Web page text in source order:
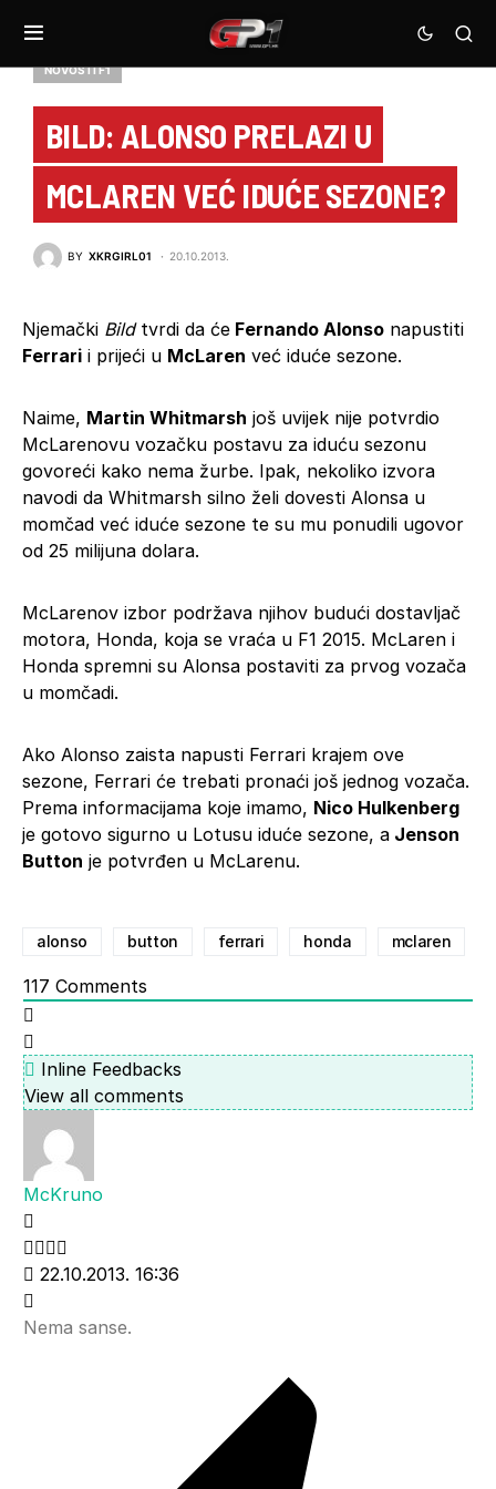
NOVOSTI F1
BILD: ALONSO PRELAZI U
MCLAREN VEĆ IDUĆE SEZONE?
BY XKRGIRL01 20.10.2013.
Njemački Bildtvrdi da će Fernando Alonso napustiti
Ferrari i prijeći u McLaren već iduće sezone.
Naime, Martin Whitmarsh još uvijek nije potvrdio
McLarenovu vozačku postavu za iduću sezonu
govoreći kako nema žurbe. Ipak, nekoliko izvora
navodi da Whitmarsh silno želi dovesti Alonsa u
momčad već iduće sezone te su mu ponudili ugovor
od 25 milijuna dolara.
McLarenov izbor podržava njihov budući dostavljač
motora, Honda, koja se vraća u F1 2015. McLaren i
Honda spremni su Alonsa postaviti za prvog vozača
u momčadi.
Ako Alonso zaista napusti Ferrari krajem ove
sezone, Ferrari će trebati pronaći još jednog vozača.
Prema informacijama koje imamo, Nico Hulkenberg
je gotovo sigurno u Lotusu iduće sezone, a Jenson
Button je potvrđen u McLarenu.
alonso button ferrari honda mclaren
117 Comments
Inline Feedbacks
View all comments
McKruno
22.10.2013. 16:36
Nema sanse.